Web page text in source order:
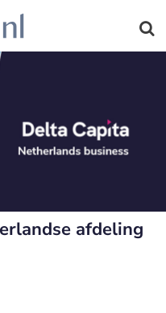
afdeling